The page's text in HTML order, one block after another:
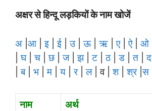
अक्षर से हिन्दू लड़कियों के नाम खोजें
अ आ |इ |ई |उ|ऊ|ऋ |ए|ऐ| ओ
|घ|च |छ|ज| झ|ट |ठ|ड |त |द
|ब| भ|म |य |र|ल| व |श|श्र|स
नाम अर्थ